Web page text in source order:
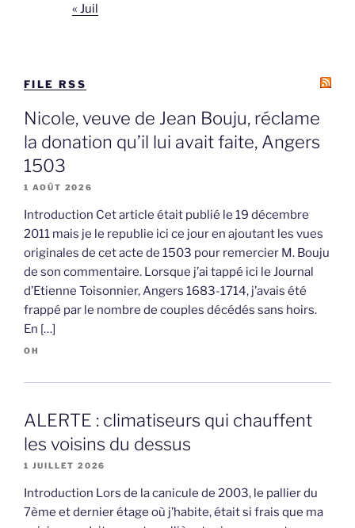
« Juil
FILE RSS
Nicole, veuve de Jean Bouju, réclame
la donation qu’il lui avait faite, Angers
1503
1 AOÛT 2026
Introduction Cet article était publié le 19 décembre
2011 mais je le republie ici ce jour en ajoutant les vues
originales de cet acte de 1503 pour remercier M. Bouju
de son commentaire. Lorsque j’ai tappé ici le Journal
d’Etienne Toisonnier, Angers 1683-1714, j’avais été
frappé par le nombre de couples décédés sans hoirs.
En […]
OH
ALERTE : climatiseurs qui chauffent
les voisins du dessus
1 JUILLET 2026
Introduction Lors de la canicule de 2003, le pallier du
7ème et dernier étage où j’habite, était si frais que ma